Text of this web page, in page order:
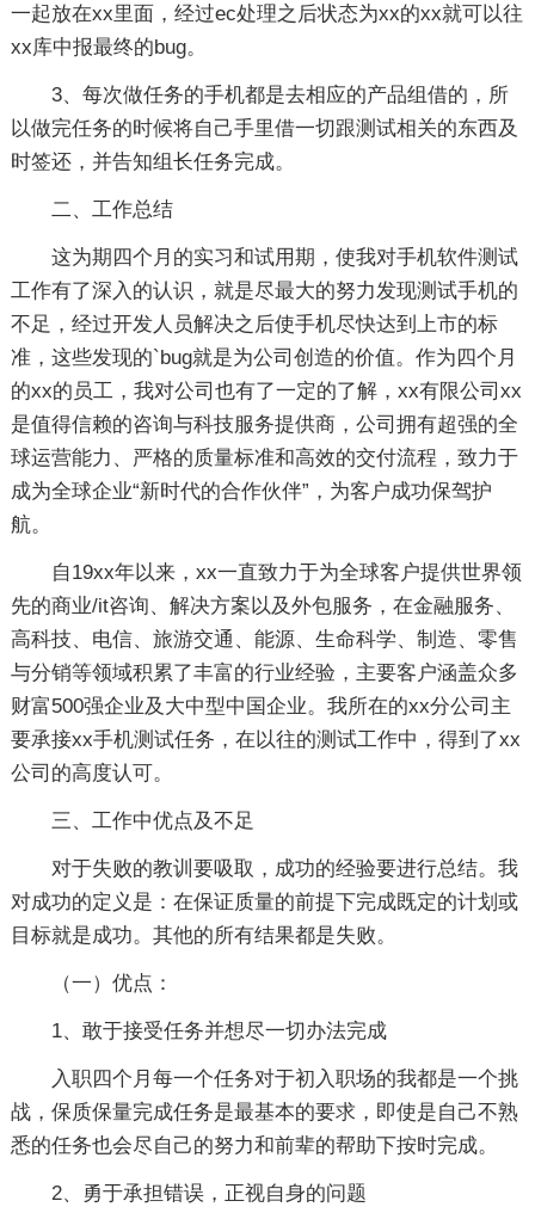
一起放在xx里面，经过ec处理之后状态为xx的xx就可以往
xx库中报最终的bug。
3、每次做任务的手机都是去相应的产品组借的，所
以做完任务的时候将自己手里借一切跟测试相关的东西及
时签还，并告知组长任务完成。
二、工作总结
这为期四个月的实习和试用期，使我对手机软件测试
工作有了深入的认识，就是尽最大的努力发现测试手机的
不足，经过开发人员解决之后使手机尽快达到上市的标
准，这些发现的`bug就是为公司创造的价值。作为四个月
的xx的员工，我对公司也有了一定的了解，xx有限公司xx
是值得信赖的咨询与科技服务提供商，公司拥有超强的全
球运营能力、严格的质量标准和高效的交付流程，致力于
成为全球企业“新时代的合作伙伴”，为客户成功保驾护
航。
自19xx年以来，xx一直致力于为全球客户提供世界领
先的商业/it咨询、解决方案以及外包服务，在金融服务、
高科技、电信、旅游交通、能源、生命科学、制造、零售
与分销等领域积累了丰富的行业经验，主要客户涵盖众多
财富500强企业及大中型中国企业。我所在的xx分公司主
要承接xx手机测试任务，在以往的测试工作中，得到了xx
公司的高度认可。
三、工作中优点及不足
对于失败的教训要吸取，成功的经验要进行总结。我
对成功的定义是：在保证质量的前提下完成既定的计划或
目标就是成功。其他的所有结果都是失败。
（一）优点：
1、敢于接受任务并想尽一切办法完成
入职四个月每一个任务对于初入职场的我都是一个挑
战，保质保量完成任务是最基本的要求，即使是自己不熟
悉的任务也会尽自己的努力和前辈的帮助下按时完成。
2、勇于承担错误，正视自身的问题